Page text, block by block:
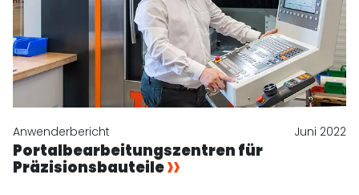
Anwenderbericht Juni 2022
Portalbearbeitungs­zentren für
Präzisionsbauteile